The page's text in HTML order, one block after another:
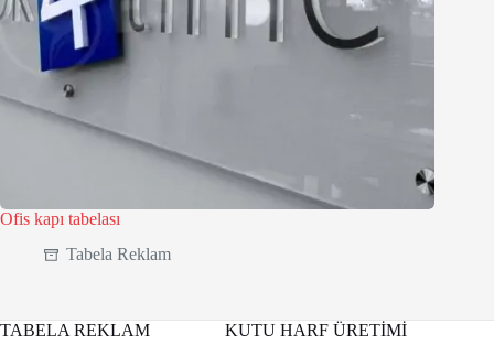
Ofis kapı tabelası
Tabela Reklam
TABELA REKLAM
KUTU HARF ÜRETİMİ